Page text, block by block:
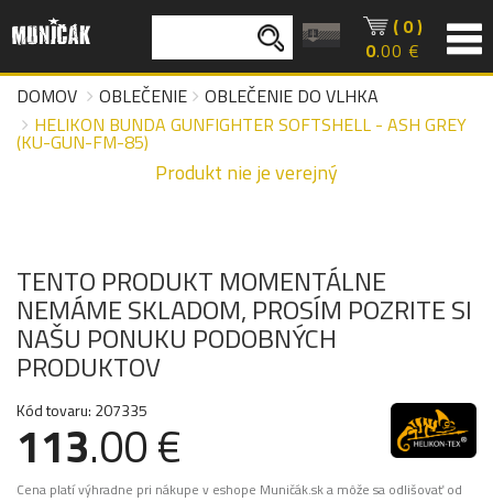
( 0 )
0.00 €
DOMOV
OBLEČENIE
OBLEČENIE DO VLHKA
HELIKON BUNDA GUNFIGHTER SOFTSHELL - ASH GREY
(KU-GUN-FM-85)
Produkt nie je verejný
TENTO PRODUKT MOMENTÁLNE
NEMÁME SKLADOM, PROSÍM POZRITE SI
NAŠU PONUKU PODOBNÝCH
PRODUKTOV
Kód tovaru: 207335
113.00 €
Cena platí výhradne pri nákupe v eshope Muničák.sk a môže sa odlišovať od